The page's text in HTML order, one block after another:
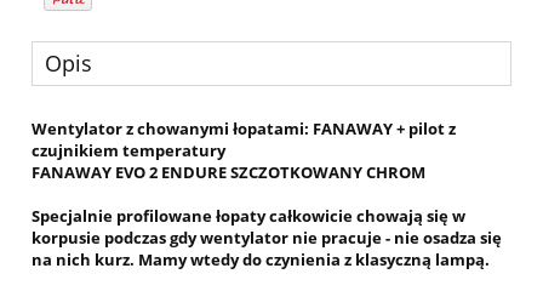
Opis
Wentylator z chowanymi łopatami: FANAWAY + pilot z
czujnikiem temperatury
FANAWAY EVO 2 ENDURE SZCZOTKOWANY CHROM
Specjalnie profilowane łopaty całkowicie chowają się w
korpusie podczas gdy wentylator nie pracuje - nie osadza się
na nich kurz. Mamy wtedy do czynienia z klasyczną lampą.